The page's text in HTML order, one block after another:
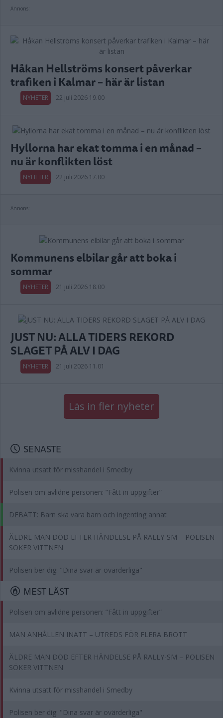
Annons:
Håkan Hellströms konsert påverkar
trafiken i Kalmar – här är listan
NYHETER 22 juli 2026 19.00
Hyllorna har ekat tomma i en månad –
nu är konflikten löst
NYHETER 22 juli 2026 17.00
Annons:
Kommunens elbilar går att boka i
sommar
NYHETER 21 juli 2026 18.00
JUST NU: ALLA TIDERS REKORD
SLAGET PÅ ALV I DAG
NYHETER 21 juli 2026 11.01
Läs in fler nyheter
SENASTE
Kvinna utsatt för misshandel i Smedby
Polisen om avlidne personen: ”Fått in uppgifter”
DEBATT: Barn ska vara barn och ingenting annat
ÄLDRE MAN DÖD EFTER HÄNDELSE PÅ RALLY-SM – POLISEN
SÖKER VITTNEN
Polisen ber dig: "Dina svar är ovärderliga"
MEST LÄST
Polisen om avlidne personen: ”Fått in uppgifter”
MAN ANHÅLLEN INATT – UTREDS FÖR FLERA BROTT
ÄLDRE MAN DÖD EFTER HÄNDELSE PÅ RALLY-SM – POLISEN
SÖKER VITTNEN
Kvinna utsatt för misshandel i Smedby
Polisen ber dig: "Dina svar är ovärderliga"